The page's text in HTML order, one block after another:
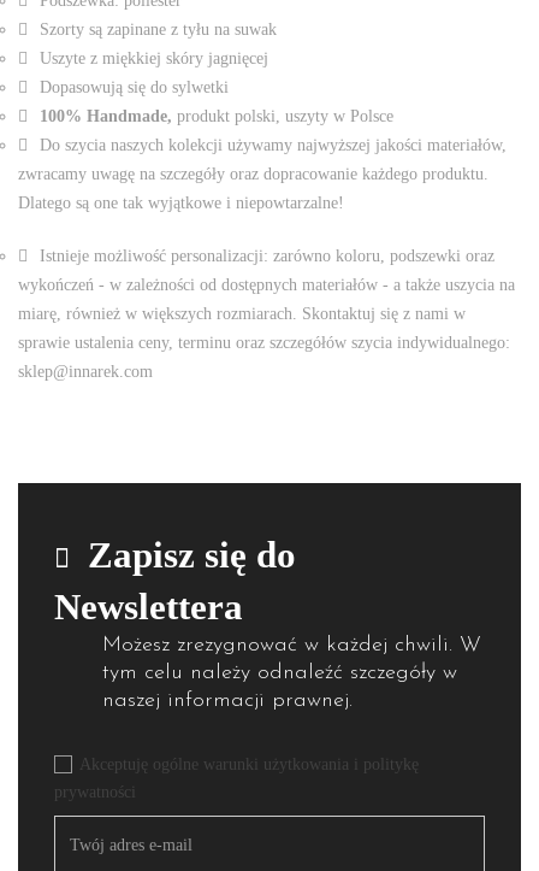
Szorty są zapinane z tyłu na suwak
Uszyte z miękkiej skóry jagnięcej
Dopasowują się do sylwetki
100% Handmade, produkt polski, uszyty w Polsce
Do szycia naszych kolekcji używamy najwyższej jakości materiałów,
zwracamy uwagę na szczegóły oraz dopracowanie każdego produktu.
Dlatego są one tak wyjątkowe i niepowtarzalne!
Istnieje możliwość personalizacji: zarówno koloru, podszewki oraz
wykończeń - w zależności od dostępnych materiałów - a także uszycia na
miarę, również w większych rozmiarach. Skontaktuj się z nami w
sprawie ustalenia ceny, terminu oraz szczegółów szycia indywidualnego:
sklep@innarek.com
Zapisz się do
Newslettera
Możesz zrezygnować w każdej chwili. W
tym celu należy odnaleźć szczegóły w
naszej informacji prawnej.
Akceptuję ogólne warunki użytkowania i politykę
prywatności